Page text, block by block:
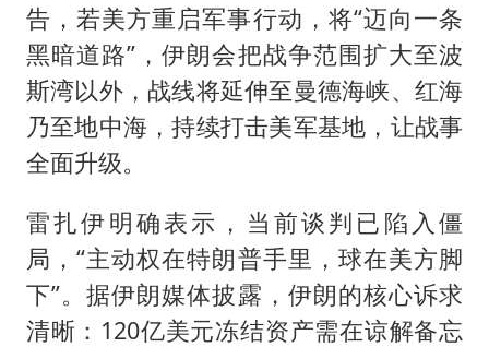
告，若美方重启军事行动，将“迈向一条
黑暗道路”，伊朗会把战争范围扩大至波
斯湾以外，战线将延伸至曼德海峡、红海
乃至地中海，持续打击美军基地，让战事
全面升级。
雷扎伊明确表示，当前谈判已陷入僵
局，“主动权在特朗普手里，球在美方脚
下”。据伊朗媒体披露，伊朗的核心诉求
清晰：120亿美元冻结资产需在谅解备忘